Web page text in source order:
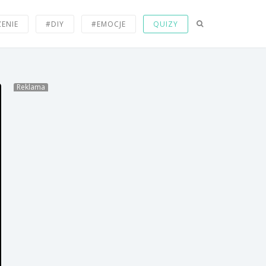
#DIY #EMOCJE QUIZY
Reklama
mechaników F1 umyje Ci
auto.